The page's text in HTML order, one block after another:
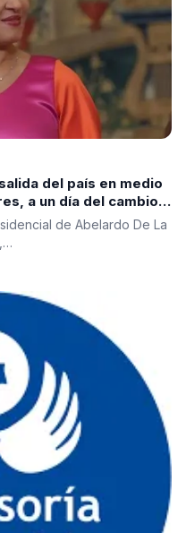
del país en medio
a un día del cambio
se irá Petro?
de Abelardo De La